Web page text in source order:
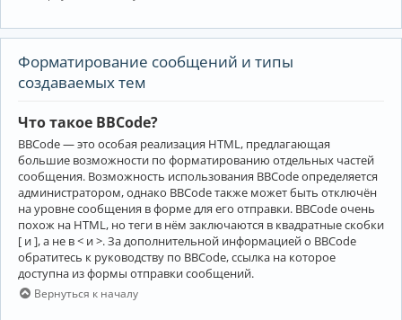
Форматирование сообщений и типы
создаваемых тем
Что такое BBCode?
BBCode — это особая реализация HTML, предлагающая
большие возможности по форматированию отдельных частей
сообщения. Возможность использования BBCode определяется
администратором, однако BBCode также может быть отключён
на уровне сообщения в форме для его отправки. BBCode очень
похож на HTML, но теги в нём заключаются в квадратные скобки
[ и ], а не в < и >. За дополнительной информацией о BBCode
обратитесь к руководству по BBCode, ссылка на которое
доступна из формы отправки сообщений.
Вернуться к началу